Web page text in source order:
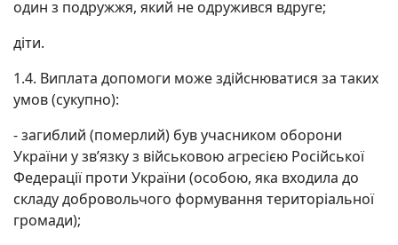
один з подружжя, який не одружився вдруге;
діти.
1.4. Виплата допомоги може здійснюватися за таких
умов (сукупно):
- загиблий (померлий) був учасником оборони
України у зв’язку з військовою агресією Російської
Федерації проти України (особою, яка входила до
складу добровольчого формування територіальної
громади);